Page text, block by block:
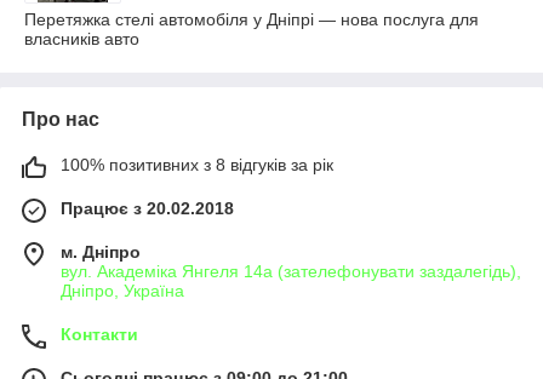
Перетяжка стелі автомобіля у Дніпрі — нова послуга для
власників авто
Про нас
100% позитивних з 8 відгуків за рік
Працює з 20.02.2018
м. Дніпро
вул. Академіка Янгеля 14а (зателефонувати заздалегідь),
Дніпро, Україна
Контакти